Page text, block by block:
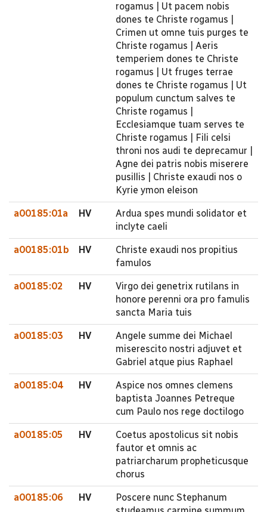
rogamus | Ut pacem nobis
dones te Christe rogamus |
Crimen ut omne tuis purges te
Christe rogamus | Aeris
temperiem dones te Christe
rogamus | Ut fruges terrae
dones te Christe rogamus | Ut
populum cunctum salves te
Christe rogamus |
Ecclesiamque tuam serves te
Christe rogamus | Fili celsi
throni nos audi te deprecamur |
Agne dei patris nobis miserere
pusillis | Christe exaudi nos o
Kyrie ymon eleison
a00185:01a HV
Ardua spes mundi solidator et
inclyte caeli
a00185:01b HV
Christe exaudi nos propitius
famulos
a00185:02 HV
Virgo dei genetrix rutilans in
honore perenni ora pro famulis
sancta Maria tuis
a00185:03 HV
Angele summe dei Michael
miserescito nostri adjuvet et
Gabriel atque pius Raphael
a00185:04 HV
Aspice nos omnes clemens
baptista Joannes Petreque
cum Paulo nos rege doctilogo
a00185:05 HV
Coetus apostolicus sit nobis
fautor et omnis ac
patriarcharum propheticusque
chorus
a00185:06 HV
Poscere nunc Stephanum